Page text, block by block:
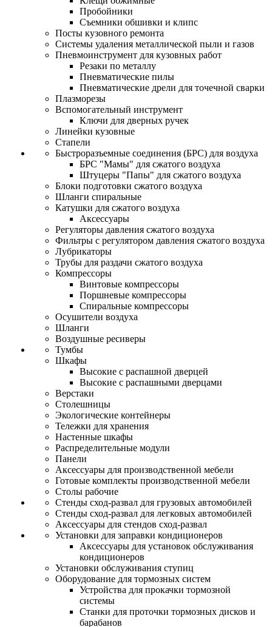
Пробойники
Съемники обшивки и клипс
Посты кузовного ремонта
Системы удаления металлической пыли и газов
Пневмоинструмент для кузовных работ
Резаки по металлу
Пневматические пилы
Пневматические дрели для точечной сварки
Плазморезы
Вспомогательный инструмент
Ключи для дверных ручек
Линейки кузовные
Стапели
Быстроразъемные соединения (БРС) для воздуха
БРС "Мамы" для сжатого воздуха
Штуцеры "Папы" для сжатого воздуха
Блоки подготовки сжатого воздуха
Шланги спиральные
Катушки для сжатого воздуха
Аксессуары
Регуляторы давления сжатого воздуха
Фильтры с регулятором давления сжатого воздуха
Лубрикаторы
Трубы для раздачи сжатого воздуха
Компрессоры
Винтовые компрессоры
Поршневые компрессоры
Спиральные компрессоры
Осушители воздуха
Шланги
Воздушные ресиверы
Тумбы
Шкафы
Высокие с распашной дверцей
Высокие с распашными дверцами
Верстаки
Столешницы
Экологические контейнеры
Тележки для хранения
Настенные шкафы
Распределительные модули
Панели
Аксессуары для производственной мебели
Готовые комплекты производственной мебели
Столы рабочие
Стенды сход-развал для грузовых автомобилей
Стенды сход-развал для легковых автомобилей
Аксессуары для стендов сход-развал
Установки для заправки кондиционеров
Аксессуары для установок обслуживания
кондиционеров
Установки обслуживания ступиц
Оборудование для тормозных систем
Устройства для прокачки тормозной
системы
Станки для проточки тормозных дисков и
барабанов